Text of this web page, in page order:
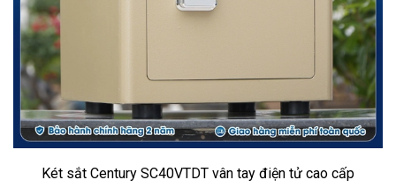
Két sắt Century SC40VTDT vân tay điện tử cao cấp